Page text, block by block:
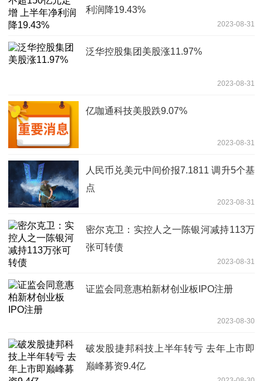
利润降19.43%
2023-08-31
泛华控股集团美股涨11.97%
2023-08-31
亿咖通科技美股跌9.07%
2023-08-31
人民币兑美元中间价报7.1811 调升5个基
点
2023-08-31
密尔克卫：实控人之一陈银河减持113万
张可转债
2023-08-31
证监会同意惠柏新材创业板IPO注册
2023-08-30
破发股捷邦科技上半年转亏 去年上市即
巅峰募资9.4亿